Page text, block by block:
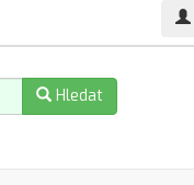
Hledat